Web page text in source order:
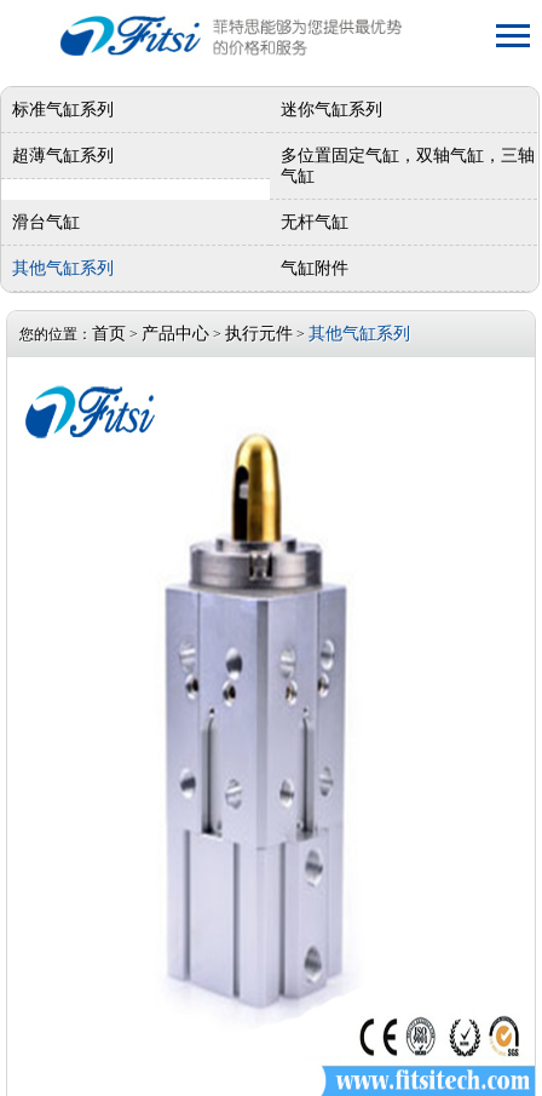
标准气缸系列 迷你气缸系列
超薄气缸系列
多位置固定气缸，双轴气缸，三轴
气缸
滑台气缸 无杆气缸
其他气缸系列 气缸附件
您的位置： 首页 > 产品中心 > 执行元件 > 其他气缸系列